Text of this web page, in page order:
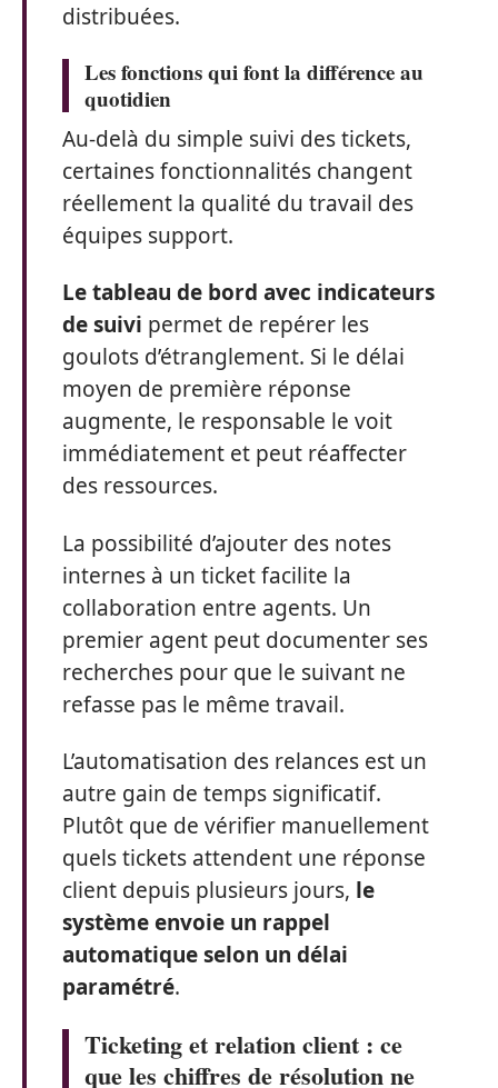
distribuées.
Les fonctions qui font la différence au
quotidien
Au-delà du simple suivi des tickets,
certaines fonctionnalités changent
réellement la qualité du travail des
équipes support.
Le tableau de bord avec indicateurs
de suivi permet de repérer les
goulots d’étranglement. Si le délai
moyen de première réponse
augmente, le responsable le voit
immédiatement et peut réaffecter
des ressources.
La possibilité d’ajouter des notes
internes à un ticket facilite la
collaboration entre agents. Un
premier agent peut documenter ses
recherches pour que le suivant ne
refasse pas le même travail.
L’automatisation des relances est un
autre gain de temps significatif.
Plutôt que de vérifier manuellement
quels tickets attendent une réponse
client depuis plusieurs jours, le
système envoie un rappel
automatique selon un délai
paramétré.
Ticketing et relation client : ce
que les chiffres de résolution ne